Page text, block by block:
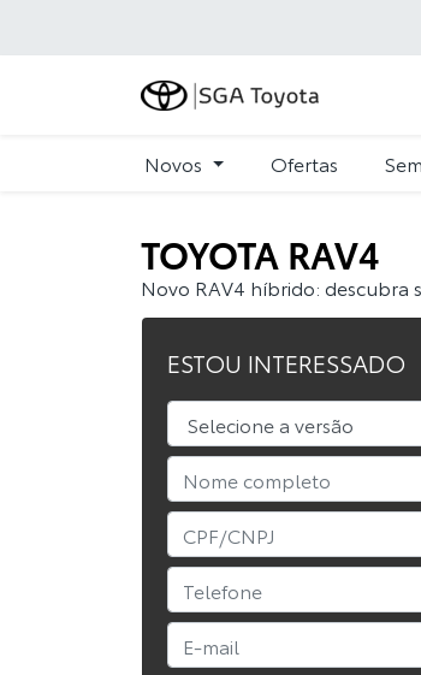
Novos Ofertas
TOYOTA RAV4
Novo RAV4 híbrido: descubra
ESTOU INTERESSADO